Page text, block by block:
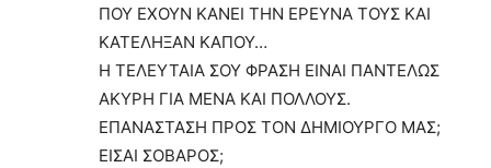
ΠΟΥ ΕΧΟΥΝ ΚΑΝΕΙ ΤΗΝ ΕΡΕΥΝΑ ΤΟΥΣ ΚΑΙ
ΚΑΤΕΛΗΞΑΝ ΚΑΠΟΥ…
Η ΤΕΛΕΥΤΑΙΑ ΣΟΥ ΦΡΑΣΗ ΕΙΝΑΙ ΠΑΝΤΕΛΩΣ
ΑΚΥΡΗ ΓΙΑ ΜΕΝΑ ΚΑΙ ΠΟΛΛΟΥΣ.
ΕΠΑΝΑΣΤΑΣΗ ΠΡΟΣ ΤΟΝ ΔΗΜΙΟΥΡΓΟ ΜΑΣ;
ΕΙΣΑΙ ΣΟΒΑΡΟΣ;